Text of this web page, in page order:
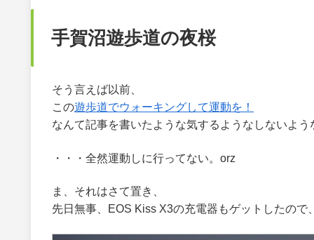
手賀沼遊歩道の夜桜
そう言えば以前、
この遊歩道でウォーキングして運動を！
なんて記事を書いたような気するようなしないよ
・・・全然運動しに行ってない。orz
ま、それはさて置き、
先日無事、EOS Kiss X3の充電器もゲットしたの